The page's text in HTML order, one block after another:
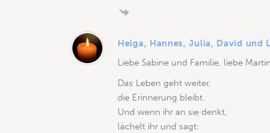
Helga, Hannes, Julia, David und
Liebe Sabine und Familie, liebe
Das Leben geht weiter,
die Erinnerung bleibt.
Und wenn ihr an sie denkt,
lächelt ihr und sagt: